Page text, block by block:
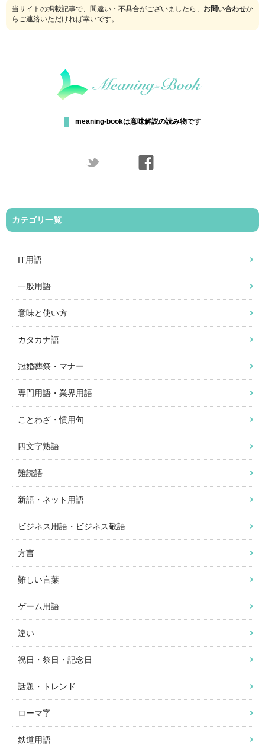
当サイトの掲載記事で、間違い・不具合がございましたら、 お問い合わせか
らご連絡いただければ幸いです。
meaning-bookは意味解説の読み物です
カテゴリ一覧
IT用語
一般用語
意味と使い方
カタカナ語
冠婚葬祭・マナー
専門用語・業界用語
ことわざ・慣用句
四文字熟語
難読語
新語・ネット用語
ビジネス用語・ビジネス敬語
方言
難しい言葉
ゲーム用語
違い
祝日・祭日・記念日
話題・トレンド
ローマ字
鉄道用語